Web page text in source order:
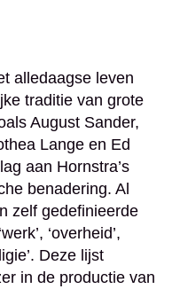
alledaagse leven
traditie van grote
August Sander,
Lange en Ed
aan Hornstra’s
benadering. Al
zelf gedefinieerde
‘overheid’,
Deze lijst
in de productie van